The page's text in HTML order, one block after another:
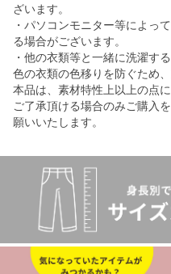
ざいます。
・パソコンモニター等によっ
る場合がございます。
・他の衣類等と一緒に洗濯す
色の衣類の色移りを防ぐため
本品は、素材特性上以上の点に
ご了承頂ける場合のみご購入
願いいたします。